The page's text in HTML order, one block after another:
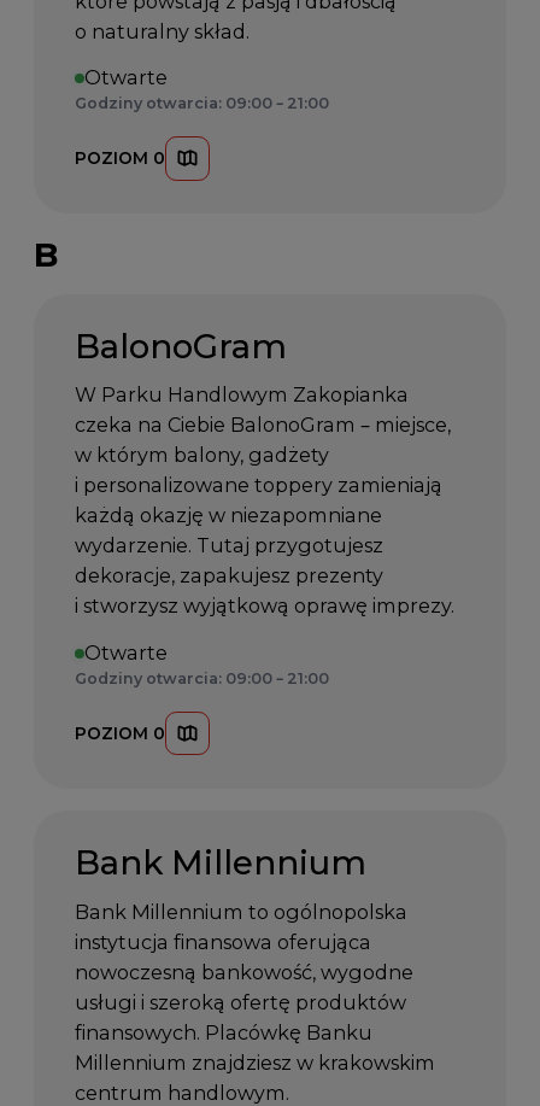
o naturalny skład.
Otwarte
Godziny otwarcia: 09:00 – 21:00
POZIOM 0
B
BalonoGram
W Parku Handlowym Zakopianka
czeka na Ciebie BalonoGram – miejsce,
w którym balony, gadżety
i personalizowane toppery zamieniają
każdą okazję w niezapomniane
wydarzenie. Tutaj przygotujesz
dekoracje, zapakujesz prezenty
i stworzysz wyjątkową oprawę imprezy.
Otwarte
Godziny otwarcia: 09:00 – 21:00
POZIOM 0
Bank Millennium
Bank Millennium to ogólnopolska
instytucja finansowa oferująca
nowoczesną bankowość, wygodne
usługi i szeroką ofertę produktów
finansowych. Placówkę Banku
Millennium znajdziesz w krakowskim
centrum handlowym.